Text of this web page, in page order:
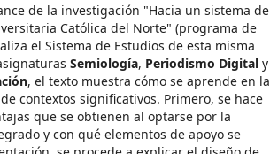
de la investigación "Hacia un sistema de
Católica del Norte" (programa de
el Sistema de Estudios de esta misma
Semiología, Periodismo Digital y
, el texto muestra cómo se aprende en la
contextos significativos. Primero, se hace
que se obtienen al optarse por la
y con qué elementos de apoyo se